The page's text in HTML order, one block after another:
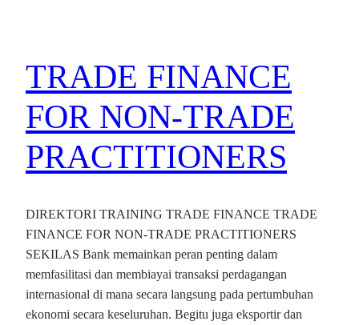
TRADE FINANCE
FOR NON-TRADE
PRACTITIONERS
DIREKTORI TRAINING TRADE FINANCE TRADE
FINANCE FOR NON-TRADE PRACTITIONERS
SEKILAS Bank memainkan peran penting dalam
memfasilitasi dan membiayai transaksi perdagangan
internasional di mana secara langsung pada pertumbuhan
ekonomi secara keseluruhan. Begitu juga eksportir dan